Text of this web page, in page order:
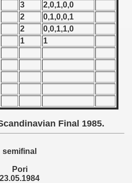
3
2,0,1,0,0
2
0,1,0,0,1
2
0,0,1,1,0
1 1
Final 1985.
semifinal
Pori
23.05.1984